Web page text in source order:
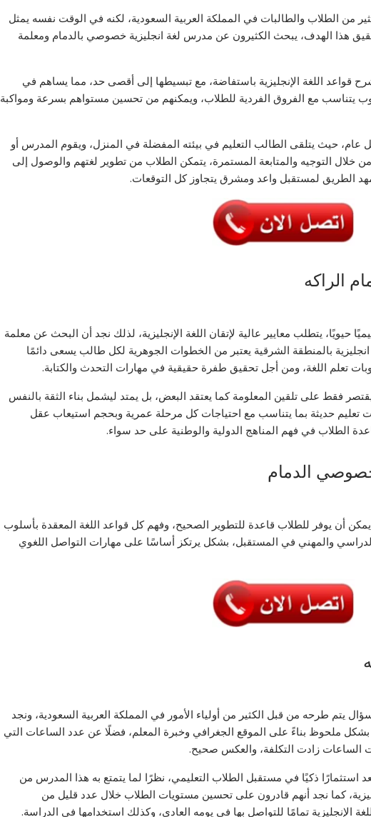
من الطلاب والطالبات في المملكة العربية السعودية، لكنه في الوقت نفسه يمثل
هذا الهدف، يبحث الكثيرون عن مدرس لغة انجليزية خصوصي بالدمام ومعلمة
اللغة الإنجليزية باستفاضة، مع تبسيطها إلى أقصى حد، مما يساهم في
يتناسب مع الفروق الفردية للطلاب، ويمكنهم من تحسين مستواهم بسرعة ومواكبة
حيث يتلقى الطالب التعليم في بيئته المفضلة في المنزل، ويقوم المدرس أو
خلال التوجيه والمتابعة المستمرة، يتمكن الطلاب من تطوير لغتهم والوصول إلى
الطريق لمستقبل واعد ومشرق يتجاوز كل التوقعات.
الراكه
حيويًا، يتطلب معايير عالية لإتقان اللغة الإنجليزية، لذلك نجد أن البحث عن معلمة
بالمنطقة الشرقية يعتبر من الخطوات الجوهرية لكل طالب يسعى دائمًا
تعلم اللغة، ومن أجل تحقيق طفرة حقيقية في مهارات التحدث والكتابة.
فقط على تلقين المعلومة كما يعتقد البعض، بل يمتد ليشمل بناء الثقة بالنفس
تعليم حديثة بما يتناسب مع احتياجات كل مرحلة عمرية وبحجم استيعاب عقل
الطلاب في فهم المناهج الدولية والوطنية على حد سواء.
الدمام
أن يوفر للطلاب قاعدة للتطوير الصحيح، وفهم كل قواعد اللغة المعقدة بأسلوب
والمهني في المستقبل، بشكل يرتكز أساسًا على مهارات التواصل اللغوي
طرحه من قبل الكثير من أولياء الأمور في المملكة العربية السعودية، ونجد
ملحوظ بناءً على الموقع الجغرافي وخبرة المعلم، فضلًا عن عدد الساعات التي
الساعات زادت التكلفة، والعكس صحيح.
استثمارًا ذكيًا في مستقبل الطلاب التعليمي، نظرًا لما يتمتع به هذا المدرس من
كما نجد أنهم قادرون على تحسين مستويات الطلاب خلال عدد قليل من
الإنجليزية تمامًا للتواصل بها في يومه العادي، وكذلك استخدامها في الدراسة.